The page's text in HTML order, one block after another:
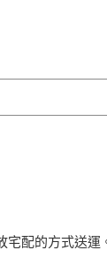
配的方式送運